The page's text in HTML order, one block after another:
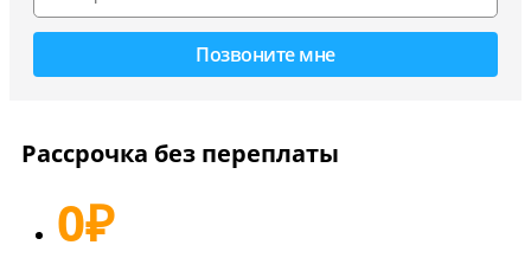
Рассрочка без переплаты
0₽